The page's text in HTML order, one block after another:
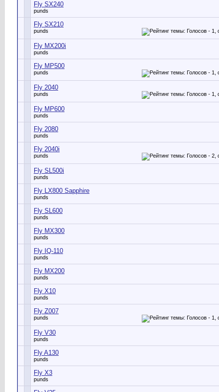
Fly SX240
punds
Fly SX210
punds
Fly MX200i
punds
Fly MP500
punds
Fly 2040
punds
Fly MP600
punds
Fly 2080
punds
Fly 2040i
punds
Fly SL500i
punds
Fly LX800 Sapphire
punds
Fly SL600
punds
Fly MX300
punds
Fly IQ-110
punds
Fly MX200
punds
Fly X10
punds
Fly Z007
punds
Fly V30
punds
Fly A130
punds
Fly X3
punds